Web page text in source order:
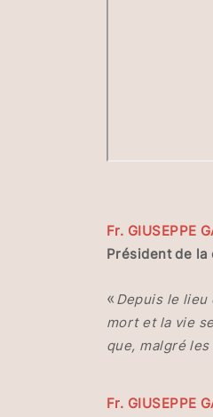
Fr. GIUSEPPE
Président de la
« Depuis le lieu
mort et la vie
que, malgré
Fr. GIUSEPPE